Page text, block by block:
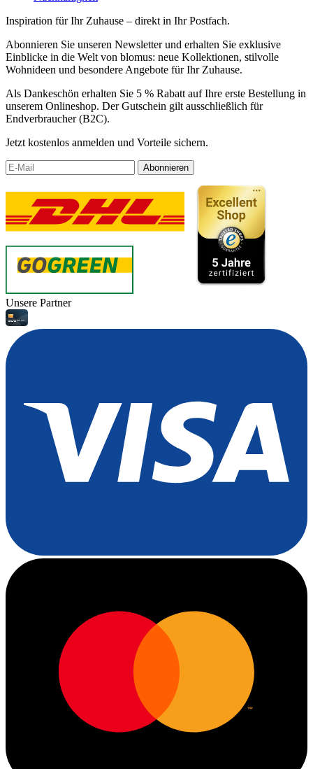
Inspiration für Ihr Zuhause – direkt in Ihr Postfach.
Abonnieren Sie unseren Newsletter und erhalten Sie exklusive
Einblicke in die Welt von blomus: neue Kollektionen, stilvolle
Wohnideen und besondere Angebote für Ihr Zuhause.
Als Dankeschön erhalten Sie 5 % Rabatt auf Ihre erste Bestellung in
unserem Onlineshop. Der Gutschein gilt ausschließlich für
Endverbraucher (B2C).
Jetzt kostenlos anmelden und Vorteile sichern.
Abonnieren
Unsere Partner